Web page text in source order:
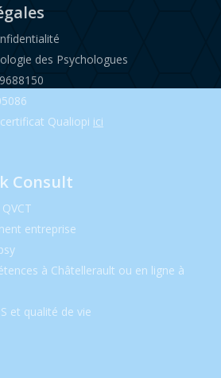
des Psychologues
Qualiopi ici
Consult
entreprise
à Châtellerault ou en ligne à
et qualité de vie